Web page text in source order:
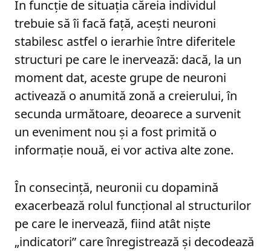
În funcție de situația căreia individul
trebuie să îi facă față, acești neuroni
stabilesc astfel o ierarhie între diferitele
structuri pe care le inervează: dacă, la un
moment dat, aceste grupe de neuroni
activează o anumită zonă a creierului, în
secunda următoare, deoarece a survenit
un eveniment nou și a fost primită o
informație nouă, ei vor activa alte zone.
În consecință, neuronii cu dopamină
exacerbează rolul funcțional al structurilor
pe care le inervează, fiind atât niște
„indicatori” care înregistrează și decodează